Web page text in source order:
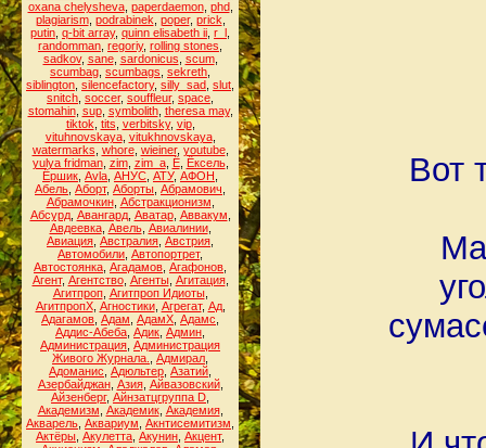
oxana chelysheva, paperdaemon, phd,
plagiarism, podrabinek poper, prick
putin q-bit array, quinn elisabeth ii r_l
randomman regoriy, rolling stones
sadkov, sane, sardonicus scum,
scumbag scumbags sekreth
siblington silencefactory, silly_sad slut
snitch soccer, souffleur, space
stomahin, sup, symbolith, theresa may,
tiktok tits verbitsky, vip,
vituhnovskaya, vitukhnovskaya,
watermarks whore, wieiner, youtube,
yulya fridman, zim, zim_a, Ё, Ёксель,
Ёршик Аvla АНУС АТУ, АФОН
Абель Аборт, Аборты Абрамович
Абрамочкин, Абстракционизм
Абсурд, Авангард, Аватар, Аввакум
Авдеевка, Авель, Авиалинии,
Авиация Австралия Австрия
Автомобили Автопортрет,
Автостоянка Агадамов Агафонов
Агент, Агентство, Агенты, Агитация,
Агитпроп, Агитпроп Идиоты,
АгитпропХ, Агностики, Агрегат, Ад,
Адагамов Адам АдамХ Адамс
Аддис-Абеба Адик Админ
Администрация Администрация
Живого Журнала.
Адмирал
Адоманис Адюльтер Азатий
Азербайджан, Азия, Айвазовский,
Айзенберг, Айнзатцгруппа D
Академизм Академик, Академия,
Акварель Аквариум Акнтисемитизм
Актёры Акулетта Акунин Акцент,
Вот